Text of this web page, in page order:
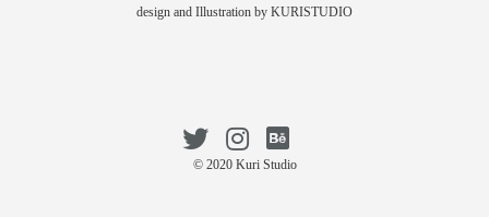
design and Illustration by KURISTUDIO
© 2020 Kuri Studio